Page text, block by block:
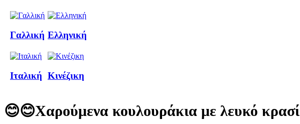
Γαλλική Ελληνική
Ιταλική Κινέζικη
😊😊Χαρούμενα κουλουράκια με λευκό κρασί